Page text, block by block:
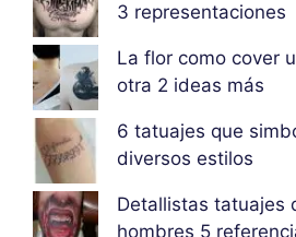
3 representaciones
La flor como cover
otra 2 ideas más
6 tatuajes que
diversos estilos
Detallistas tatuajes
hombres 5